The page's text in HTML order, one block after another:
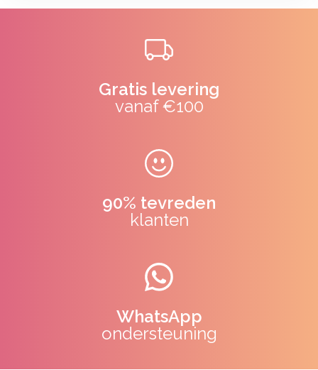
Gratis levering
vanaf €100
90% tevreden
klanten
WhatsApp
ondersteuning